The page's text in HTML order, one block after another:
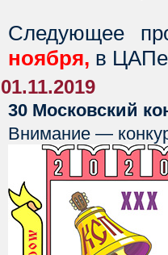
Следующее
ноября, в
01.11.2019
30 Московский
Внимание —